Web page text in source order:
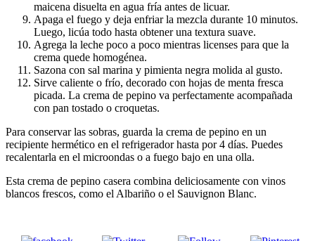
maicena disuelta en agua fría antes de licuar.
Apaga el fuego y deja enfriar la mezcla durante 10 minutos.
Luego, licúa todo hasta obtener una textura suave.
Agrega la leche poco a poco mientras licenses para que la
crema quede homogénea.
Sazona con sal marina y pimienta negra molida al gusto.
Sirve caliente o frío, decorado con hojas de menta fresca
picada. La crema de pepino va perfectamente acompañada
con pan tostado o croquetas.
Para conservar las sobras, guarda la crema de pepino en un
recipiente hermético en el refrigerador hasta por 4 días. Puedes
recalentarla en el microondas o a fuego bajo en una olla.
Esta crema de pepino casera combina deliciosamente con vinos
blancos frescos, como el Albariño o el Sauvignon Blanc.